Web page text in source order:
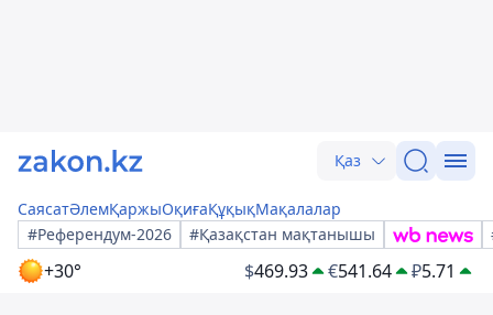
Қаз
СаясатӘлемҚаржыОқиғаҚұқықМақалалар
#Референдум-2026
#Қазақстан мақтанышы
+30° $469.93 €541.64 ₽5.71